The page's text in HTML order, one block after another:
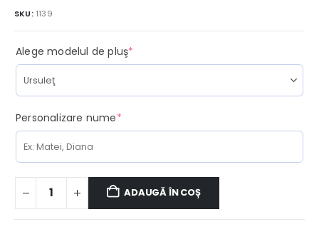
SKU: 1139
Alege modelul de pluş*
Personalizare nume*(required)
ADAUGĂ ÎN COȘ